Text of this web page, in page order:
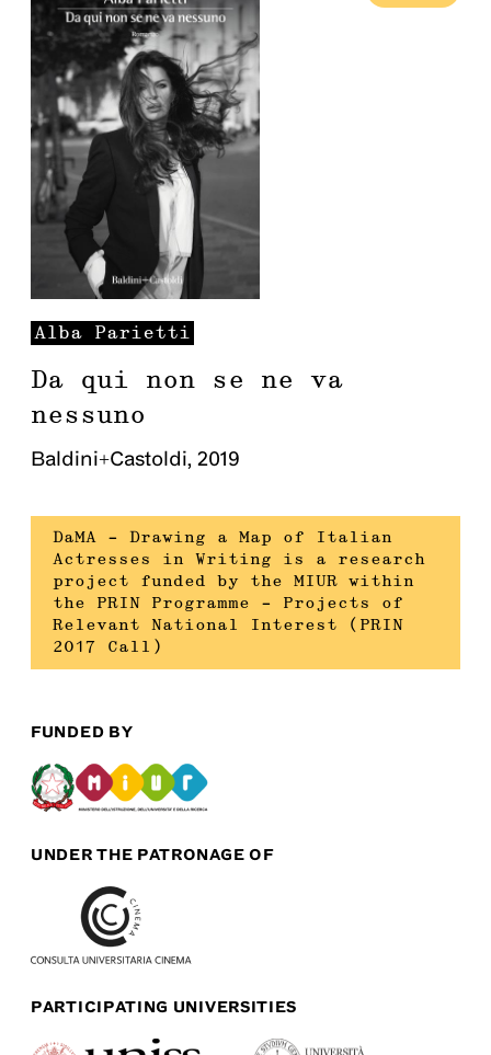
Alba Parietti
Da qui non se ne va
nessuno
Baldini+Castoldi, 2019
DaMA – Drawing a Map of Italian
Actresses in Writing is a research
project funded by the MIUR within
the PRIN Programme – Projects of
Relevant National Interest (PRIN
2017 Call)
FUNDED BY
UNDER THE PATRONAGE OF
PARTICIPATING UNIVERSITIES